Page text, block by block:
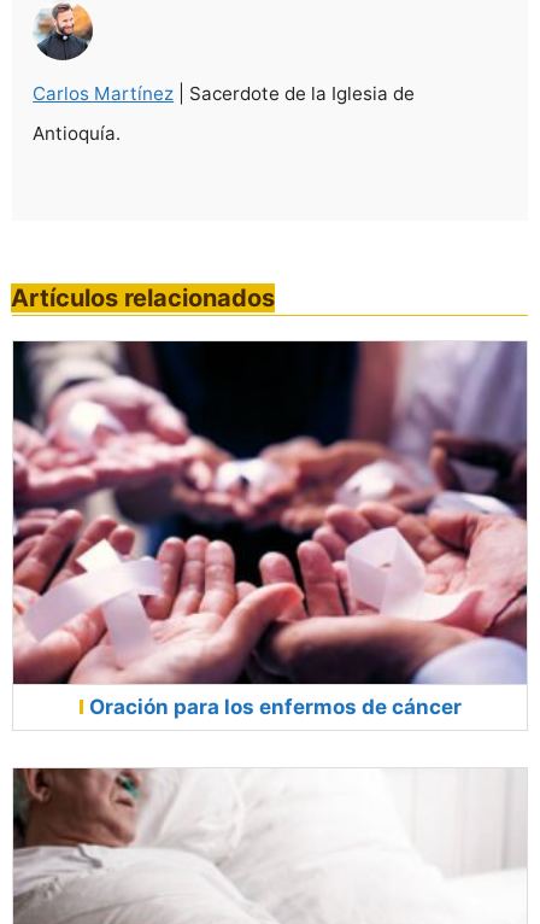
Carlos Martínez | Sacerdote de la Iglesia de
Antioquía.
Artículos relacionados
Oración para los enfermos de cáncer